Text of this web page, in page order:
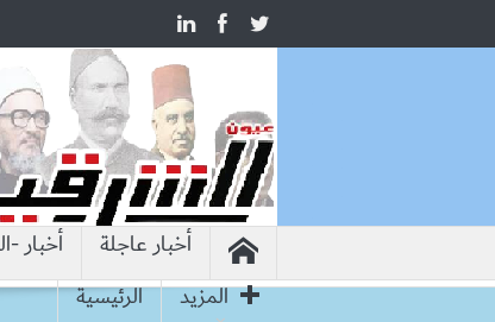
أخبار عاجلة أخبار -
المزيد
الرئيسية